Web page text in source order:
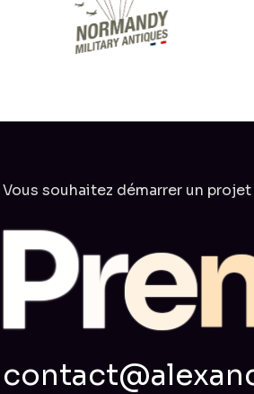
Vous souhaitez démarrer un projet
Pre